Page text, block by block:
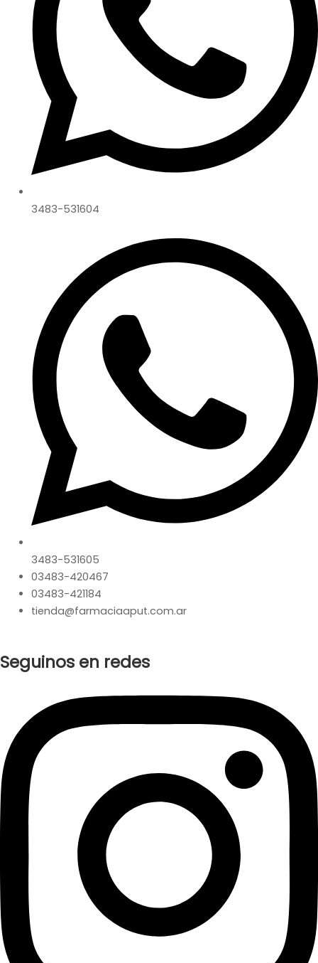
3483-531604
3483-531605
03483-420467
03483-421184
tienda@farmaciaaput.com.ar
Seguinos en redes